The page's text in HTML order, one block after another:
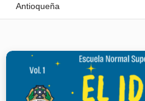
Antioqueña